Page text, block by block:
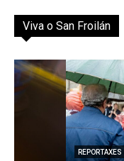
Viva o San Froilán